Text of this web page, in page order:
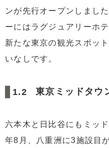
ンが先行オープンしまし
ーにはラグジュアリーホ
新たな東京の観光スポッ
いなしです。
東京ミッドタウ
六本木と日比谷にもミッ
年8月、八重洲に3施設目